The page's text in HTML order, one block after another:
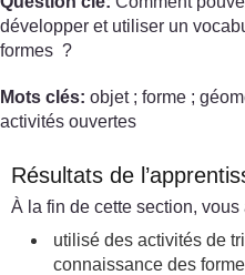
développer et utiliser un
formes ?
Mots clés: objet ; forme ;
activités ouvertes
Résultats de
À la fin de cette section, vous
utilisé des activités de
connaissance des